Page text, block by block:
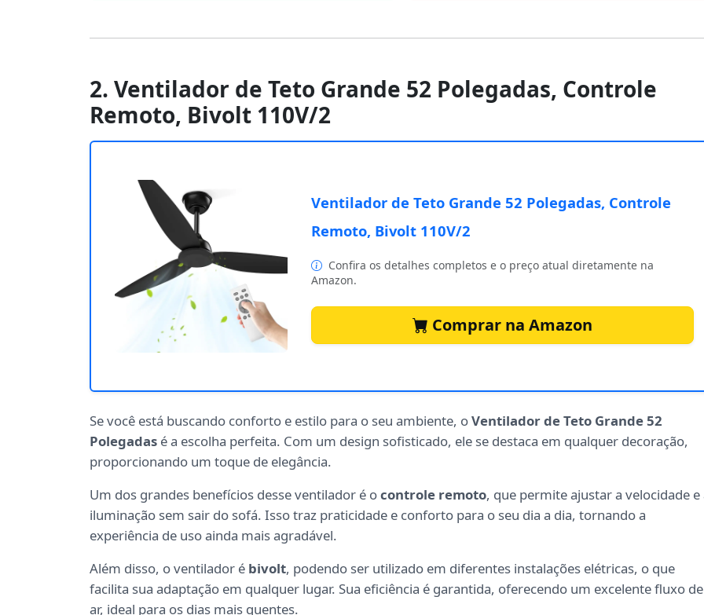
2. Ventilador de Teto Grande 52 Polegadas, Controle
Remoto, Bivolt 110V/2
Ventilador de Teto Grande 52 Polegadas, Controle
Remoto, Bivolt 110V/2
Confira os detalhes completos e o preço atual diretamente na
Amazon.
Comprar na Amazon
Se você está buscando conforto e estilo para o seu ambiente, oVentilador de Teto Grande 52
Polegadas é a escolha perfeita. Com um design sofisticado, ele se destaca em qualquer decoração,
proporcionando um toque de elegância.
Um dos grandes benefícios desse ventilador é ocontrole remoto, que permite ajustar a velocidade e
iluminação sem sair do sofá. Isso traz praticidade e conforto para o seu dia a dia, tornando a
experiência de uso ainda mais agradável.
Além disso, o ventilador é bivolt, podendo ser utilizado em diferentes instalações elétricas, o que
facilita sua adaptação em qualquer lugar. Sua eficiência é garantida, oferecendo um excelente fluxo de
ar, ideal para os dias mais quentes.